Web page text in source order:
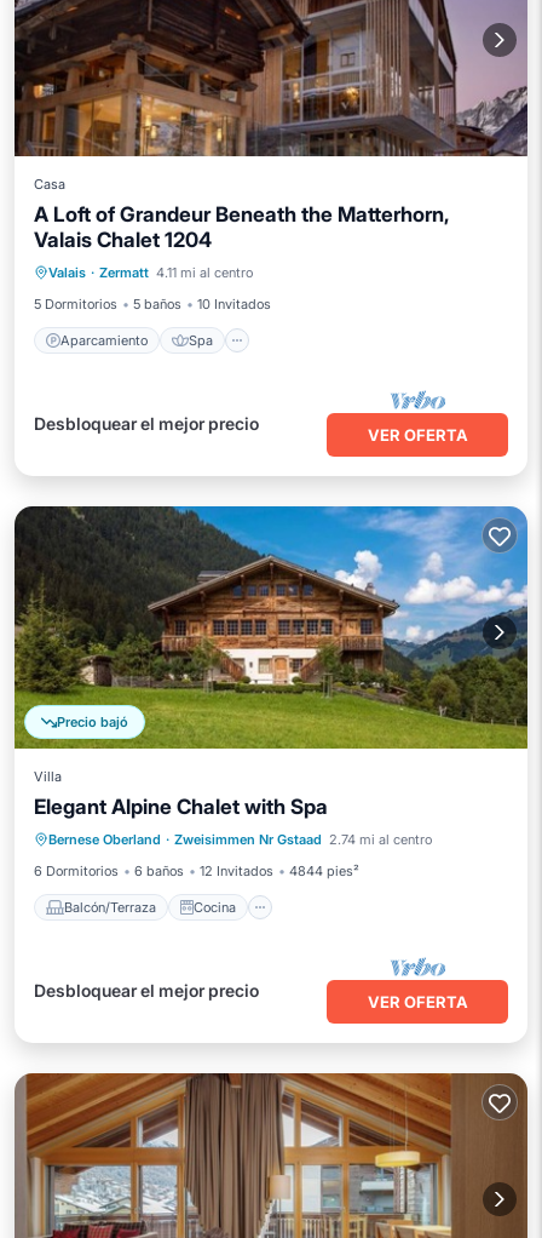
Casa
A Loft of Grandeur Beneath the Matterhorn,
Valais Chalet 1204
Valais · Zermatt 4.11 mi al centro
5 Dormitorios
5 baños 10 Invitados
Aparcamiento Spa
Aparcamiento
Internet
Desbloquear el mejor precio
VER OFERTA
Precio bajó
Villa
Elegant Alpine Chalet with Spa
Bernese Oberland · Zweisimmen Nr Gstaad 2.74 mi al centro
6 Dormitorios
6 baños 12 Invitados 4844 pies²
Balcón/Terraza Cocina
Balcón/Terraza Cocina
Apto para niños
Desbloquear el mejor precio
VER OFERTA